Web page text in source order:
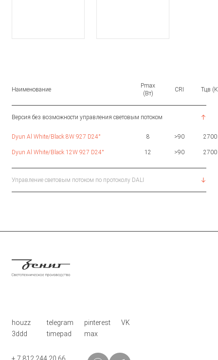
Наименование
Pmax
(Вт)
CRI Тцв
Версия без возможности управления световым потоком
Dyun Al White/Black 8W 927 D24° 8 >90 2700
Dyun Al White/Black 12W 927 D24° 12 >90 2700
Управление световым потоком по протоколу DALI
houzz telegram pinterest
VK
3ddd
timepad max